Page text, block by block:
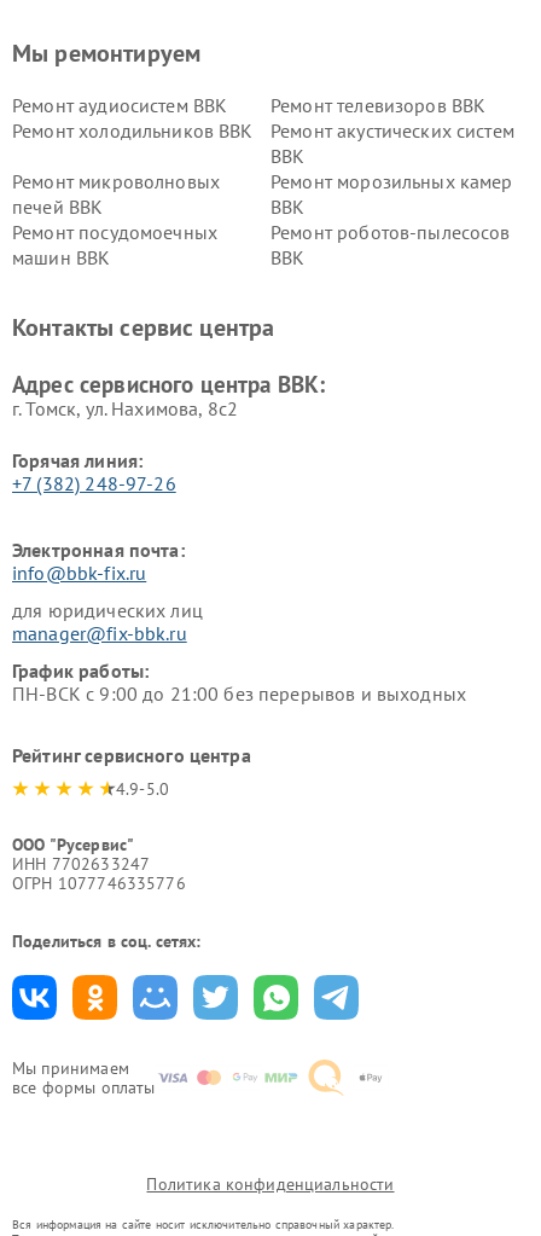
Мы принимаем
все формы оплаты
Мы ремонтируем
Ремонт аудиосистем BBK
Ремонт телевизоров BBK
Ремонт холодильников BBK
Ремонт акустических систем
BBK
Ремонт микроволновых
печей BBK
Ремонт морозильных камер
BBK
Ремонт посудомоечных
машин BBK
Ремонт роботов-пылесосов
BBK
Ремонт винных шкафов BBK
Контакты сервис центра
Адрес сервисного центра BBK:
г. Томск, ул. Нахимова, 8с2
Горячая линия:
+7 (382) 248-97-26
Электронная почта:
info@bbk-fix.ru
для юридических лиц
manager@fix-bbk.ru
График работы:
ПН-ВСК с 9:00 до 21:00 без перерывов и выходных
Рейтинг сервисного центра
4.9-5.0
ООО "Русервис"
ИНН 7702633247
ОГРН 1077746335776
Поделиться в соц. сетях:
Политика конфиденциальности
Вся информация на сайте носит исключительно справочный характер.